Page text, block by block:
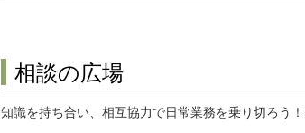
相談の広場
知識を持ち合い、相互協力で日常業務を乗り切ろう